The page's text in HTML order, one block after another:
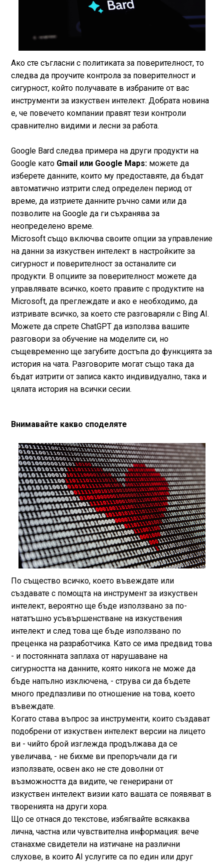
Ако сте съгласни с политиката за поверителност, то
следва да проучите контрола за поверителност и
сигурност, който получавате в избраните от вас
инструменти за изкуствен интелект. Добрата новина
е, че повечето компании правят тези контроли
сравнително видими и лесни за работа.
Google Bard следва примера на други продукти на
Google като Gmail или Google Maps:можете да
изберете данните, които му предоставяте, да бъдат
автоматично изтрити след определен период от
време, да изтриете данните ръчно сами или да
позволите на Google да ги съхранява за
неопределено време.
Microsoft също включва своите опции за управление
на данни за изкуствен интелект в настройките за
сигурност и поверителност за останалите си
продукти. В опциите за поверителност можете да
управлявате всичко, което правите с продуктите на
Microsoft, да преглеждате и ако е необходимо, да
изтривате всичко, за което сте разговаряли с Bing AI.
Можете да спрете ChatGPT да използва вашите
разговори за обучение на моделите си, но
същевременно ще загубите достъпа до функцията за
история на чата. Разговорите могат също така да
бъдат изтрити от записа както индивидуално, така и
цялата история на всички сесии.
Внимавайте какво споделяте
По същество всичко, което въвеждате или
създавате с помощта на инструмент за изкуствен
интелект, вероятно ще бъде използвано за по-
нататъшно усъвършенстване на изкуствения
интелект и след това ще бъде използвано по
преценка на разработчика. Като се има предвид това
- и постоянната заплаха от нарушаване на
сигурността на данните, която никога не може да
бъде напълно изключена, - струва си да бъдете
много предпазливи по отношение на това, което
въвеждате.
Когато става въпрос за инструменти, които създават
подобрени от изкуствен интелект версии на лицето
ви - чийто брой изглежда продължава да се
увеличава, - не бихме ви препоръчали да ги
използвате, освен ако не сте доволни от
възможността да видите, че генерирани от
изкуствен интелект визии като вашата се появяват в
творенията на други хора.
Що се отнася до текстове, избягвайте всякаква
лична, частна или чувствителна информация: вече
станахме свидетели на изтичане на различни
слухове, в които AI услугите са по един или друг